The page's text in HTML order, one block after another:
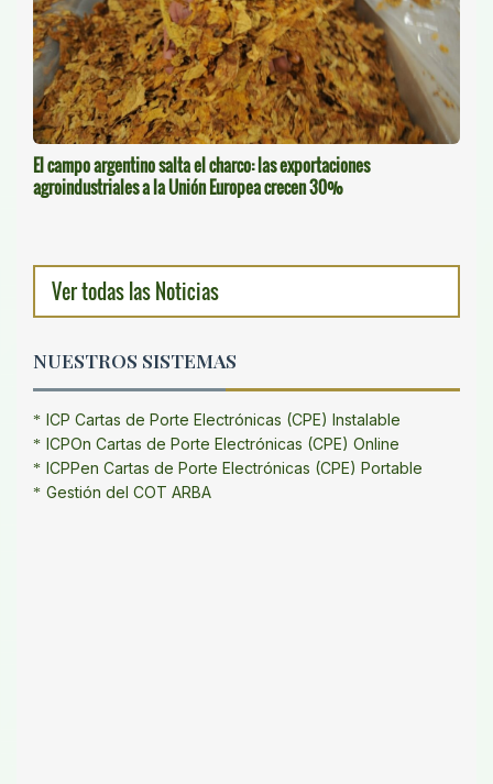
El campo argentino salta el charco: las exportaciones
agroindustriales a la Unión Europea crecen 30%
Ver todas las Noticias
NUESTROS SISTEMAS
ICP Cartas de Porte Electrónicas (CPE) Instalable
ICPOn Cartas de Porte Electrónicas (CPE) Online
ICPPen Cartas de Porte Electrónicas (CPE) Portable
Gestión del COT ARBA